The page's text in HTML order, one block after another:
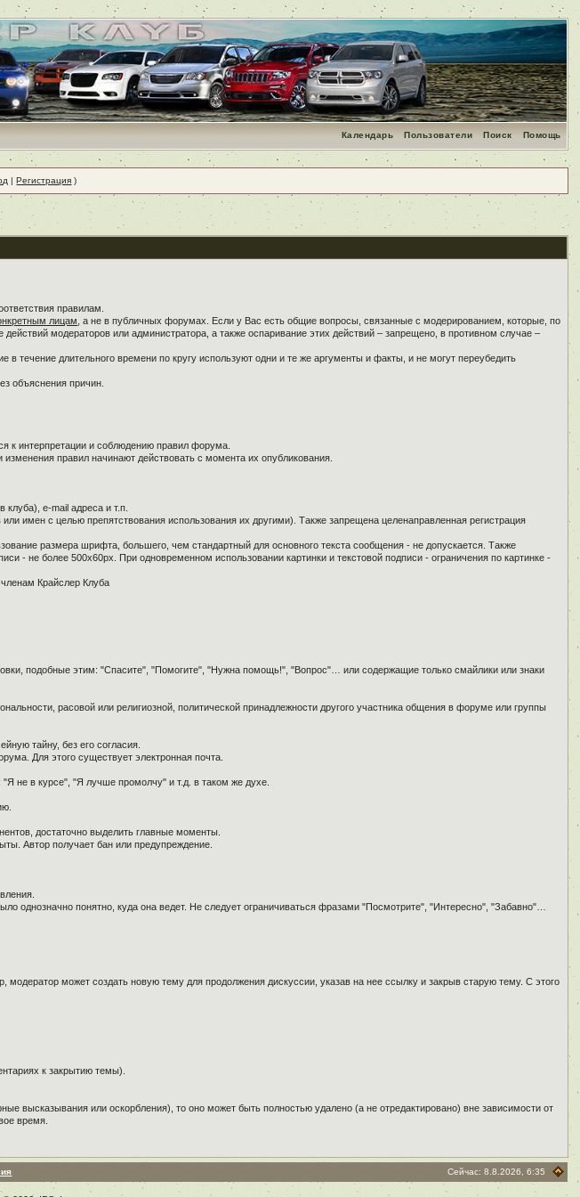
Помощь
Поиск
Пользователи
Календарь
|Регистрация )
правилам.
лицам , а не в публичных форумах. Если у Вас есть общие вопросы, связанные с модерированием, которые, по
модераторов или администратора, а также оспаривание этих действий – запрещено, в противном случае –
течение длительного времени по кругу используют одни и те же аргументы и факты, и не могут переубедить
объяснения причин.
к интерпретации и соблюдению правил форума.
правил начинают действовать с момента их опубликования.
e-mail адреса и т.п.
имен с целью препятствования использования их другими). Также запрещена целенаправленная регистрация
размера шрифта, большего, чем стандартный для основного текста сообщения - не допускается. Также
- не более 500x60px. При одновременном использовании картинки и текстовой подписи - ограничения по картинке -
Крайслер Клуба
подобные этим: "Спасите", "Помогите", "Нужна помощь!", "Вопрос"… или содержащие только смайлики или знаки
расовой или религиозной, политической принадлежности другого участника общения в форуме или группы
тайну, без его согласия.
Для этого существует электронная почта.
не в курсе", "Я лучше промолчу" и т.д. в таком же духе.
достаточно выделить главные моменты.
Автор получает бан или предупреждение.
понятно, куда она ведет. Не следует ограничиваться фразами "Посмотрите", "Интересно", "Забавно"…
может создать новую тему для продолжения дискуссии, указав на нее ссылку и закрыв старую тему. С этого
к закрытию темы).
высказывания или оскорбления), то оно может быть полностью удалено (а не отредактировано) вне зависимости от
время.
Сейчас: 8.8.2026, 6:35